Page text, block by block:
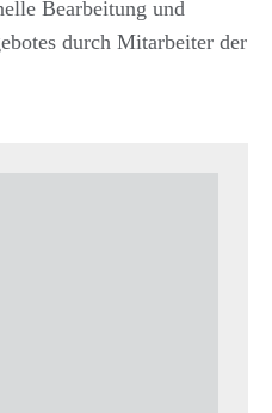
Bearbeitung und
durch Mitarbeiter der